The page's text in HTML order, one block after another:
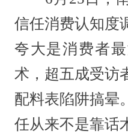
信任消费认知度
夸大是消费者
术，超五成受访
配料表陷阱搞晕
任从来不是靠话